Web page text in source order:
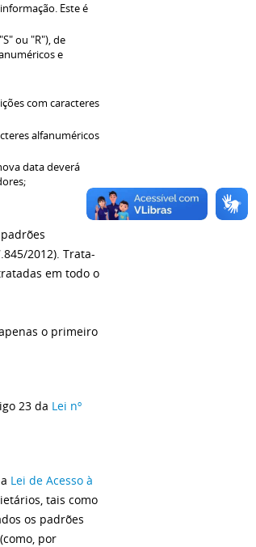
Este é
ou "R"), de
e
com caracteres
alfanuméricos
data deverá
2012). Trata-
em todo o
o primeiro
23 da Lei nº
Lei de Acesso à
tais como
os padrões
por